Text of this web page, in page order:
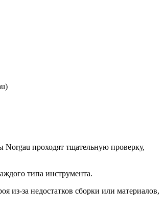
проходят тщательную проверку,
типа инструмента.
из-за недостатков сборки или материалов,